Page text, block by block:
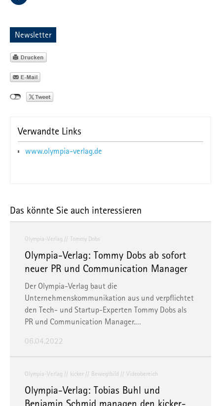
Newsletter
Verwandte Links
www.olympia-verlag.de
Das könnte Sie auch interessieren
Olympia-Verlag Tommy Dobs
Olympia-Verlag: Tommy Dobs ab sofort
neuer PR und Communication Manager
Der Olympia-Verlag baut die
Unternehmenskommunikation aus und verpflichtet
den Tech- und Startup-Experten Tommy Dobs als
PR und Communication Manager.…
06.04.2022
Olympia-Verlag kicker Bewegtbild Videobereich
Olympia-Verlag: Tobias Buhl und
Benjamin Schmid managen den kicker-